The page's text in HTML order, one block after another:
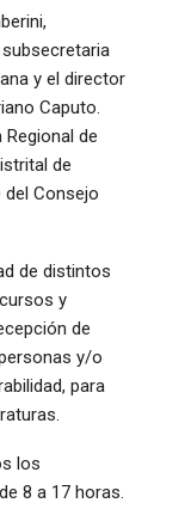
y el director
Caputo.
de
de
del Consejo
de distintos
y
de
y/o
para
los
8 a 17 horas.